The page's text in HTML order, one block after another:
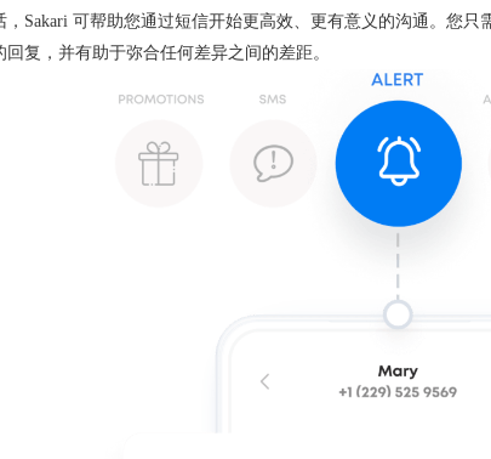
Sakari 可帮助您通过短信开始更高效、更有意义的沟通。您只
复，并有助于弥合任何差异之间的差距。